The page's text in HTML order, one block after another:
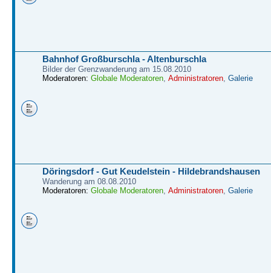
Bahnhof Großburschla - Altenburschla
Bilder der Grenzwanderung am 15.08.2010
Moderatoren: Globale Moderatoren, Administratoren, Galerie
Döringsdorf - Gut Keudelstein - Hildebrandshausen
Wanderung am 08.08.2010
Moderatoren: Globale Moderatoren, Administratoren, Galerie